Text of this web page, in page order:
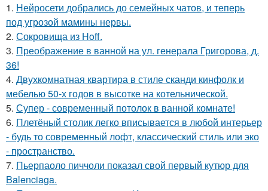
1. Нейросети добрались до семейных чатов, и теперь
под угрозой мамины нервы.
2. Сокровища из Hoff.
3. Преображение в ванной на ул. генерала Григорова, д.
36!
4. Двухкомнатная квартира в стиле сканди кинфолк и
мебелью 50-х годов в высотке на котельнической.
5. Супер - современный потолок в ванной комнате!
6. Плетёный столик легко вписывается в любой интерьер
- будь то современный лофт, классический стиль или эко
- пространство.
7. Пьерпаоло пиччоли показал свой первый кутюр для
Balenciaga.